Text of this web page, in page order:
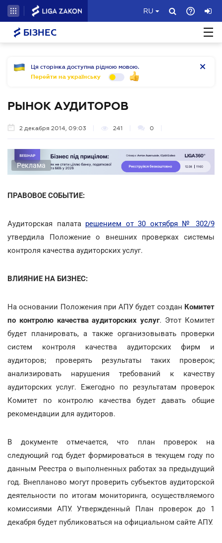
RU
БІЗНЕС
Ця сторінка доступна рідною мовою.
Перейти на українську
РЫНОК АУДИТОРОВ
2 декабря 2014, 09:03 241 0
Реклама
ПРАВОВОЕ СОБЫТИЕ:
Аудиторская палата решением от 30 октября № 302/9
утвердила Положение о внешних проверках системы
контроля качества аудиторских услуг.
ВЛИЯНИЕ НА БИЗНЕС:
На основании Положения при АПУ будет создан Комитет
по контролю качества аудиторских услуг. Этот Комитет
будет планировать, а также организовывать проверки
систем контроля качества аудиторских фирм и
аудиторов; проверять результаты таких проверок;
анализировать нарушения требований к качеству
аудиторских услуг. Ежегодно по результатам проверок
Комитет по контролю качества будет давать общие
рекомендации для аудиторов.
В документе отмечается, что план проверок на
следующий год будет формироваться в текущем году по
данным Реестра о выполненных работах за предыдущий
год. Внепланово могут проверить субъектов аудиторской
деятельности по итогам мониторинга, осуществляемого
комиссиями АПУ. Утвержденный План проверок до 1
декабря будет публиковаться на официальном сайте АПУ.